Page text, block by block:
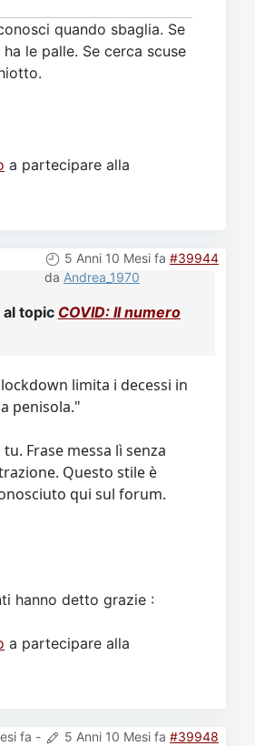
quando sbaglia. Se
le palle. Se cerca scuse
a partecipare alla
5 Anni 10 Mesi fa #39944
da Andrea_1970
al topic COVID: Il numero
limita i decessi in
penisola."
Frase messa lì senza
Questo stile è
qui sul forum.
hanno detto grazie :
a partecipare alla
fa - 5 Anni 10 Mesi fa #39948